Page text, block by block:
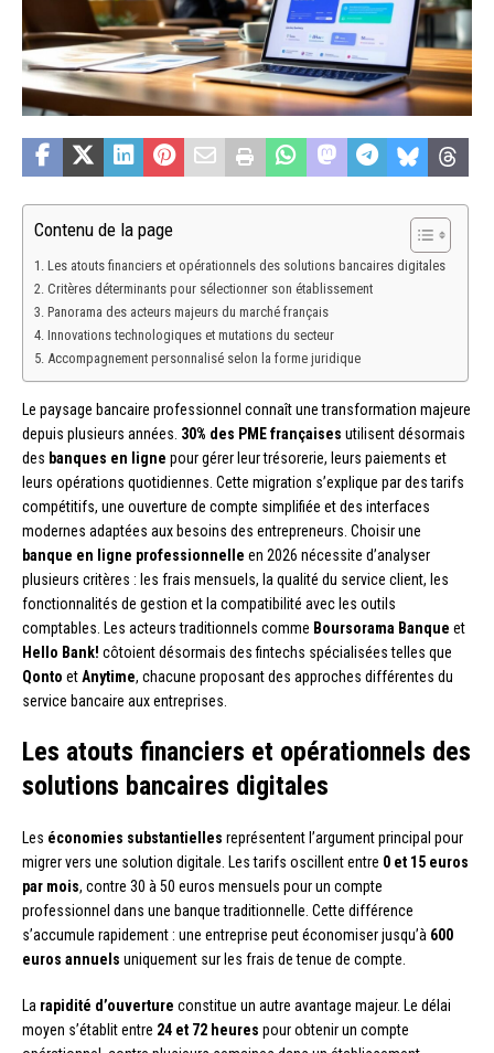
Contenu de la page
Les atouts financiers et opérationnels des solutions bancaires digitales
Critères déterminants pour sélectionner son établissement
Panorama des acteurs majeurs du marché français
Innovations technologiques et mutations du secteur
Accompagnement personnalisé selon la forme juridique
Le paysage bancaire professionnel connaît une transformation majeure
depuis plusieurs années. 30% des PME françaises utilisent désormais
des banques en ligne pour gérer leur trésorerie, leurs paiements et
leurs opérations quotidiennes. Cette migration s’explique par des tarifs
compétitifs, une ouverture de compte simplifiée et des interfaces
modernes adaptées aux besoins des entrepreneurs. Choisir une
banque en ligne professionnelle en 2026 nécessite d’analyser
plusieurs critères : les frais mensuels, la qualité du service client, les
fonctionnalités de gestion et la compatibilité avec les outils
comptables. Les acteurs traditionnels comme Boursorama Banque et
Hello Bank! côtoient désormais des fintechs spécialisées telles que
Qonto etAnytime, chacune proposant des approches différentes du
service bancaire aux entreprises.
Les atouts financiers et opérationnels des
solutions bancaires digitales
Les économies substantielles représentent l’argument principal pour
migrer vers une solution digitale. Les tarifs oscillent entre 0 et 15 euros
par mois, contre 30 à 50 euros mensuels pour un compte
professionnel dans une banque traditionnelle. Cette différence
s’accumule rapidement : une entreprise peut économiser jusqu’à 600
euros annuels uniquement sur les frais de tenue de compte.
La rapidité d’ouverture constitue un autre avantage majeur. Le délai
moyen s’établit entre 24 et 72 heures pour obtenir un compte